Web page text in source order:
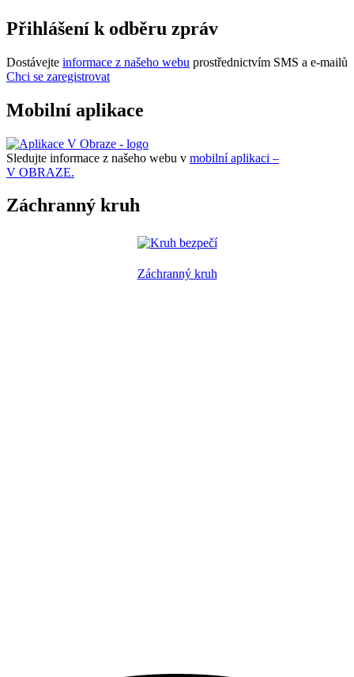
Přihlášení k odběru zpráv
Dostávejte informace z našeho webu prostřednictvím SMS a e-mailů
Chci se zaregistrovat
Mobilní aplikace
Sledujte informace z našeho webu v mobilní aplikaci –
V OBRAZE.
Záchranný kruh
Záchranný kruh